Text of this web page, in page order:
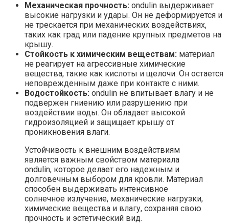
Механическая прочность: ondulin выдерживает
высокие нагрузки и удары. Он не деформируется и
не трескается при механических воздействиях,
таких как град или падение крупных предметов на
крышу.
Стойкость к химическим веществам: материал
не реагирует на агрессивные химические
вещества, такие как кислоты и щелочи. Он остается
неповрежденным даже при контакте с ними.
Водостойкость: ondulin не впитывает влагу и не
подвержен гниению или разрушению при
воздействии воды. Он обладает высокой
гидроизоляцией и защищает крышу от
проникновения влаги.
Устойчивость к внешним воздействиям
является важным свойством материала
ondulin, которое делает его надежным и
долговечным выбором для кровли. Материал
способен выдерживать интенсивное
солнечное излучение, механические нагрузки,
химические вещества и влагу, сохраняя свою
прочность и эстетический вид.